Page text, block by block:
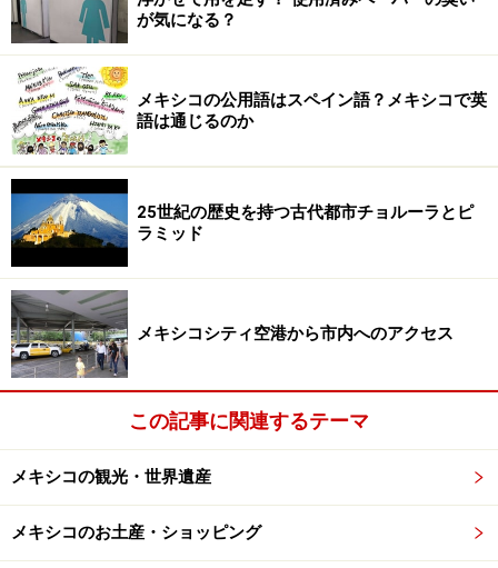
銅峡谷とは？
見ているだけで吸い込まれそうな風景
チワワ州のシェラ・タラウマラ（正式名称はシェラ・マ
ドレ・オクシデンタル）という海抜1500～2400メートル
の山脈にある6つの峡谷（ウリケ、シンフォロサ、バト
ピラス、カンダメーニャ、チニパス、オテロス）からな
る地帯の名称で、かつて銅が採掘されたため、銅峡谷と
呼ばれています。その深さは1300メートルで、ウリケ峡
谷の最も深いところでは1890メートルにおよぶとか。ひ
とつひとつの峡谷はアメリカのグランドキャニオンより
小さいのですが、全体でおよそ6万平方キロメートル。
グランドキャニオンの約4倍もの大きさにになります。
おすすめのアクティビティ
が気になる？
メキシコの公用語はスペイン語？メキシコで英
語は通じるのか
25世紀の歴史を持つ古代都市チョルーラとピ
ラミッド
メキシコシティ空港から市内へのアクセス
この記事に関連するテーマ
メキシコの観光・世界遺産
メキシコのお土産・ショッピング